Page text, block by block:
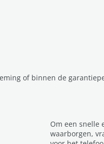
of binnen de
Om een snelle
waarborgen,